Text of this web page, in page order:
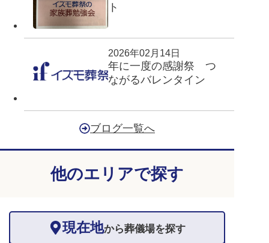
ト
2026年02月14日
年に一度の感謝祭 つ
ながるバレンタイン
ブログ一覧へ
他のエリアで探す
現在地から葬儀場を探す